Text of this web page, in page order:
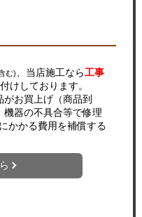
む) 、当店施工なら工事
けしております。
お買上げ（商品到
器の不具合等で修理
かかる費用を補償する